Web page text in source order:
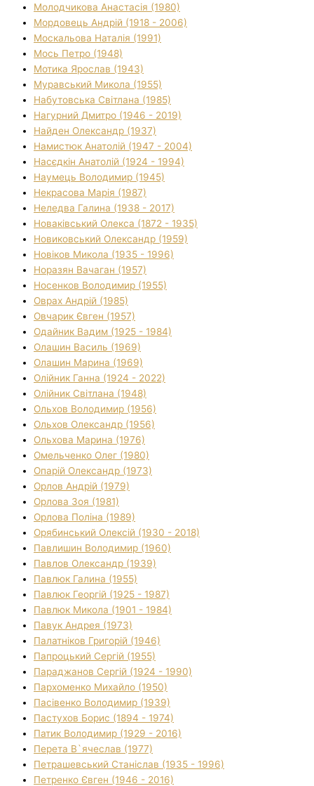
Молодчикова Анастасія (1980)
Мордовець Андрій (1918 - 2006)
Москальова Наталія (1991)
Мось Петро (1948)
Мотика Ярослав (1943)
Муравський Микола (1955)
Набутовська Світлана (1985)
Нагурний Дмитро (1946 - 2019)
Найден Олександр (1937)
Намистюк Анатолій (1947 - 2004)
Насєдкін Анатолій (1924 - 1994)
Наумець Володимир (1945)
Некрасова Марія (1987)
Неледва Галина (1938 - 2017)
Новаківський Олекса (1872 - 1935)
Новиковський Олександр (1959)
Новіков Микола (1935 - 1996)
Норазян Вачаган (1957)
Носенков Володимир (1955)
Оврах Андрій (1985)
Овчарик Євген (1957)
Одайник Вадим (1925 - 1984)
Олашин Василь (1969)
Олашин Марина (1969)
Олійник Ганна (1924 - 2022)
Олійник Світлана (1948)
Ольхов Володимир (1956)
Ольхов Олександр (1956)
Ольхова Марина (1976)
Омельченко Олег (1980)
Опарій Олександр (1973)
Орлов Андрій (1979)
Орлова Зоя (1981)
Орлова Поліна (1989)
Орябинський Олексій (1930 - 2018)
Павлишин Володимир (1960)
Павлов Олександр (1939)
Павлюк Галина (1955)
Павлюк Георгій (1925 - 1987)
Павлюк Микола (1901 - 1984)
Павук Андрея (1973)
Палатніков Григорій (1946)
Папроцький Сергій (1955)
Параджанов Сергій (1924 - 1990)
Пархоменко Михайло (1950)
Пасівенко Володимир (1939)
Пастухов Борис (1894 - 1974)
Патик Володимир (1929 - 2016)
Перета В`ячеслав (1977)
Петрашевський Станіслав (1935 - 1996)
Петренко Євген (1946 - 2016)